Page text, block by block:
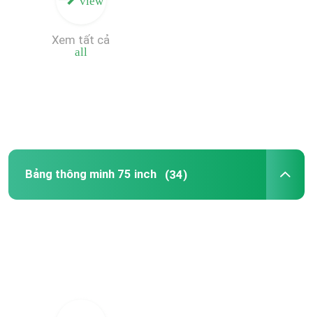
PC mini OPS
Trình chiếu không dây Dongle
all
Xem tất cả
Bảng thông minh 75 inch (34)